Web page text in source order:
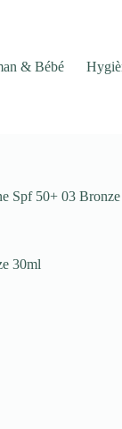
& Bébé
Spf 50+ 03